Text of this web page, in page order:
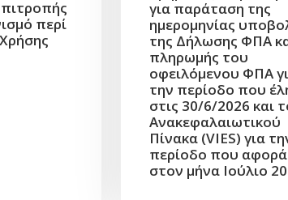
περί
για παράταση της
ημερομηνίας
της Δήλωσης ΦΠΑ
πληρωμής του
οφειλόμενου ΦΠΑ
την περίοδο που
στις 30/6/2026 και
Ανακεφαλαιωτικού
Πίνακα (VIES) για
περίοδο που αφορά
στον μήνα Ιούλιο